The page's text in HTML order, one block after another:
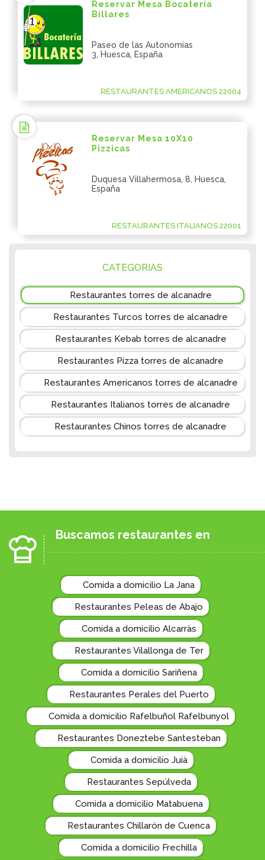
Reservar Mesa Bocatería
Billares
Paseo de las Autonomias
3, Huesca, España
RESTAURANTES AMERICANOS 22004
Reservar Mesa 10X10
Pizzicas
Duquesa Villahermosa, 8, Huesca,
España
RESTAURANTES ITALIANOS 22001
CATEGORIAS
Restaurantes torres de alcanadre
Restaurantes Turcos torres de alcanadre
Restaurantes Kebab torres de alcanadre
Restaurantes Pizza torres de alcanadre
Restaurantes Americanos torres de alcanadre
Restaurantes Italianos torres de alcanadre
Restaurantes Chinos torres de alcanadre
Buscamos restaurantes en
Comida a domicilio La Jana
Restaurantes Peleas de Abajo
Comida a domicilio Alcarràs
Restaurantes Vilallonga de Ter
Comida a domicilio Sariñena
Restaurantes Perales del Puerto
Comida a domicilio Rafelbuñol Rafelbunyol
Restaurantes Doneztebe Santesteban
Comida a domicilio Juià
Restaurantes Sepúlveda
Comida a domicilio Matabuena
Restaurantes Chillarón de Cuenca
Comida a domicilio Frechilla